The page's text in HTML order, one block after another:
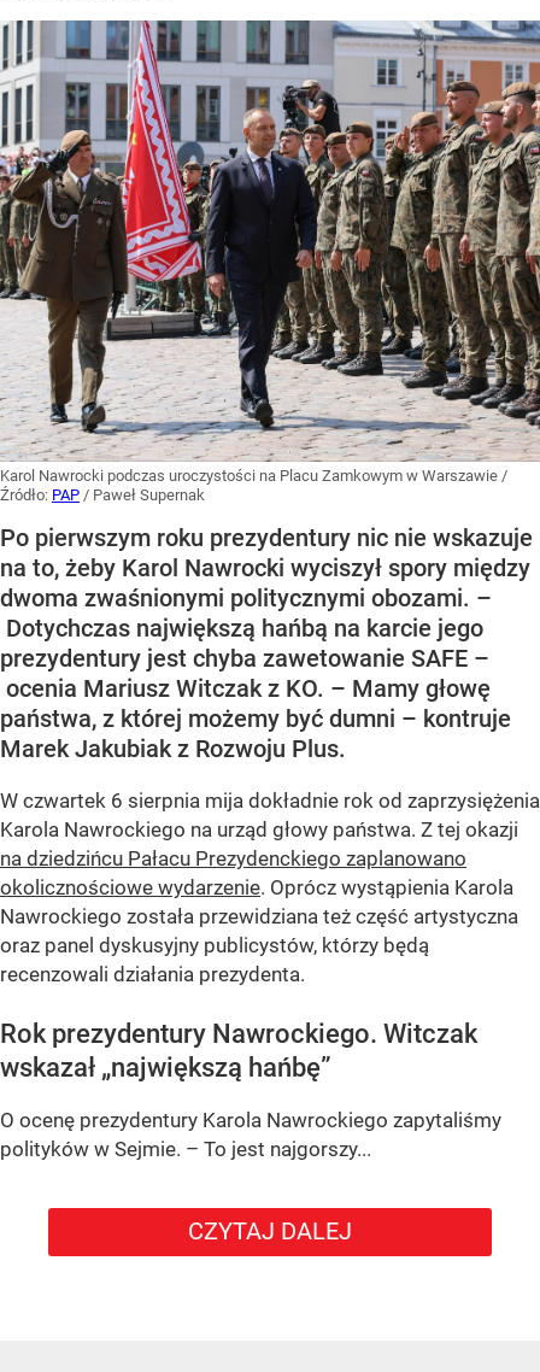
Karol Nawrocki podczas uroczystości na Placu Zamkowym w Warszawie /
Źródło: PAP / Paweł Supernak
Po pierwszym roku prezydentury nic nie wskazuje
na to, żeby Karol Nawrocki wyciszył spory między
dwoma zwaśnionymi politycznymi obozami. –
Dotychczas największą hańbą na karcie jego
prezydentury jest chyba zawetowanie SAFE –
ocenia Mariusz Witczak z KO. – Mamy głowę
państwa, z której możemy być dumni – kontruje
Marek Jakubiak z Rozwoju Plus.
W czwartek 6 sierpnia mija dokładnie rok od zaprzysiężenia
Karola Nawrockiego na urząd głowy państwa. Z tej okazji
na dziedzińcu Pałacu Prezydenckiego zaplanowano
okolicznościowe wydarzenie. Oprócz wystąpienia Karola
Nawrockiego została przewidziana też część artystyczna
oraz panel dyskusyjny publicystów, którzy będą
recenzowali działania prezydenta.
Rok prezydentury Nawrockiego. Witczak
wskazał „największą hańbę”
O ocenę prezydentury Karola Nawrockiego zapytaliśmy
polityków w Sejmie. – To jest najgorszy...
CZYTAJ DALEJ